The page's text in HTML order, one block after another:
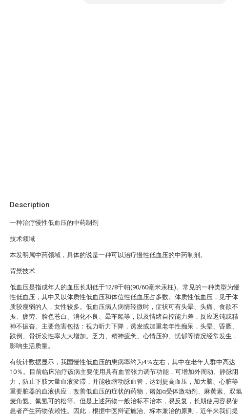
Description
一种治疗慢性低血压的中药制剂
技术领域
本发明属中药领域，具体的说是一种可以治疗慢性低血压的中药制剂。
背景技术
低血压是指成年人的血压长期低于12/8千帕(90/60毫米汞柱)。常见的一种类型为慢
性低血压，其中又以体质性低血压和体位性低血压占多数。体质性低血压，见于体
质较瘦弱的人，女性较多。低血压病人病情轻微时，症状可有头晕、头痛、食欲不
振、疲劳、脸色苍白、消化不良、晕车船等，以及情绪自控能力差，反应迟钝或精
神不振奋。主要危害包括：视力听力下降，诱发或加重老年性痴呆，头晕、昏厥、
跌倒、骨折发性率大大增加。乏力、精神疲惫、心情压抑、忧郁等情况经常发生，
影响生活质量。
有统计数据显示，我国慢性低血压的患病率约为4％左右，其中在老年人群中高达
10％。目前临床治疗该病主要使用具有血管张力调节功能，可增加外周动、静脉阻
力，防止下肢大量血液淤滞，并能收缩动脉血管，达到提高血压，加大脑、心脏等
重要脏器的血液供应，改善低血压的症状的药物，诸如α受体激动剂、麻黄素、双氢
麦角氨、氟氢可的松等。但是上述药物一般治标不治本，易反复，长期使用容易使
患者产生药物依赖性。因此，根据中医辩证施治、标本兼治的原则，近年来我们提